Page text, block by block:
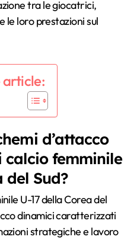
tra le giocatrici,
le loro prestazioni sul
article:
d’attacco
femminile
del Sud?
U-17 della Corea del
dinamici caratterizzati
strategiche e lavoro